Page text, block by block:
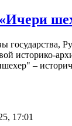
государства,
историко-
–
17:01